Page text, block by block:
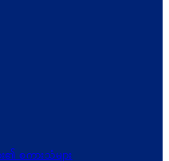
း၏ စကားသံများ